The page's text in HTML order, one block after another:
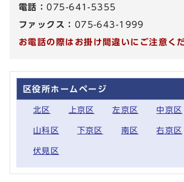
電話：075-641-5355
ファックス： 075-643-1999
お電話の際はお掛け間違いにご注意く
区役所ホームページ
北区 上京区 左京区 中京区
山科区 下京区 南区 右京区
伏見区